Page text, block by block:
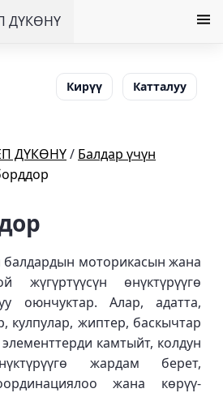
ДҮКӨНҮ
Кирүү Катталуу
ДҮКӨНҮ/ Балдар үчүн
балдардын моторикасын жана
жүгүртүүсүн өнүктүрүүгө
оюнчуктар. Алар, адатта,
кулпулар, жиптер, баскычтар
камтыйт, колдун
жардам берет,
жана көрүү-